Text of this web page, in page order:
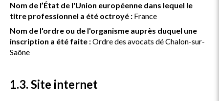
Nom de l’État de l'Union européenne dans lequel le
titre professionnel a été octroyé : France
Nom de l'ordre ou de l'organisme auprès duquel une
inscription a été faite :Ordre des avocats dé Chalon-sur-
Saône
1.3. Site internet